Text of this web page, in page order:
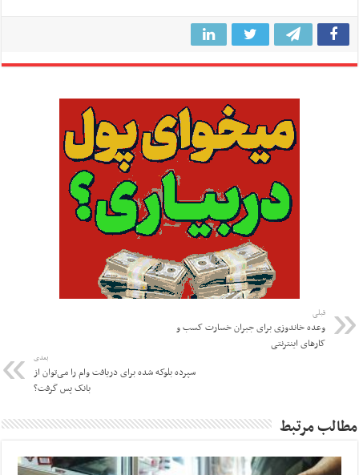
قبلی
وعده خاندوزی برای جبران خسارت‌ کسب و
کارهای اینترنتی
بعدی
سپرده بلوکه شده برای دریافت وام را می‌توان از
بانک پس گرفت؟
مطالب مرتبط